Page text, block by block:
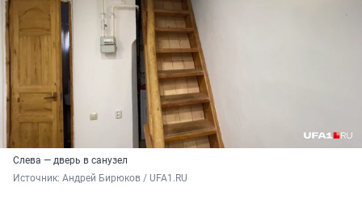
Слева — дверь в санузел
Источник: Андрей Бирюков / UFA1.RU